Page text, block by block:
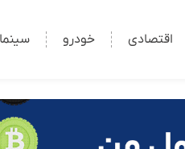
اقتصادی خودرو